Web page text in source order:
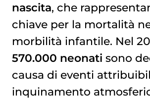
nascita, che
chiave per la mortalità
morbilità infantile. Nel
570.000 neonati sono
causa di eventi
inquinamento